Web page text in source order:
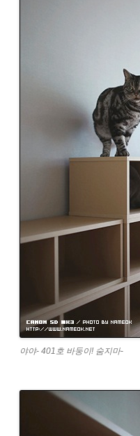
야야- 401호 바둥이! 숨지마-